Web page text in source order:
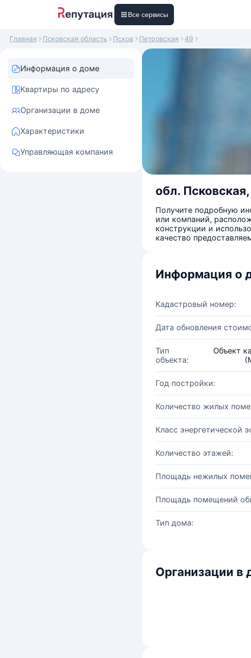
Все сервисы
Главная Псковская область Псков Петровская 49
Информация о доме
Квартиры по адресу
Организации в доме
Характеристики
Управляющая компания
обл.
Получите подробную
или компаний,
конструкции и
качество
Информация о
Кадастровый номер:
Дата обновления
Тип
объекта:
Объект
Год постройки:
Количество жилых
Класс энергетической
Количество этажей:
Площадь нежилых
Площадь помещений
Тип дома:
Организации в